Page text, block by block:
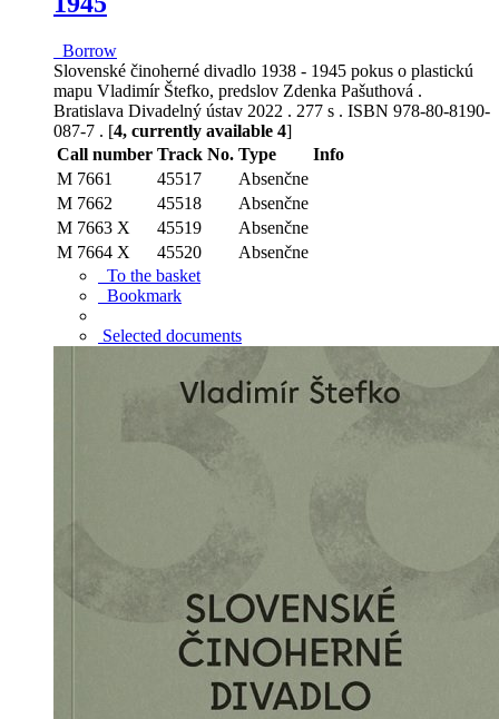
Borrow
Slovenské činoherné divadlo 1938 - 1945 pokus o plastickú
mapu Vladimír Štefko, predslov Zdenka Pašuthová .
Bratislava Divadelný ústav 2022 . 277 s . ISBN 978-80-8190-
087-7 . [4, currently available 4]
Call number Track No. Type
Info
M 7661
45517
Absenčne
M 7662
45518
Absenčne
M 7663 X
45519
Absenčne
M 7664 X
45520
Absenčne
To the basket
Bookmark
Selected documents